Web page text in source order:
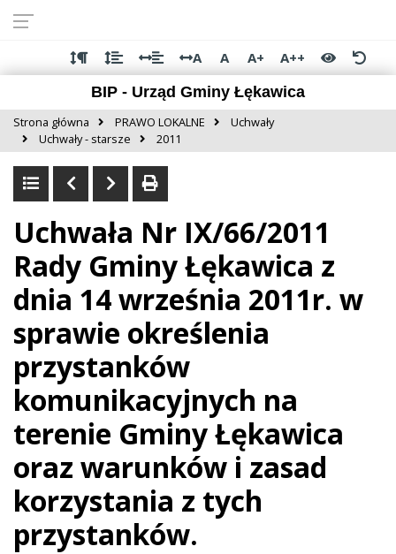
dostępności
głównej
treści
menu
stopki
A A A+
A++
BIP - Urząd Gminy Łękawica
Strona główna PRAWO LOKALNE
Uchwały
Uchwały - starsze
2011
Uchwała Nr IX/66/2011
Rady Gminy Łękawica z
dnia 14 września 2011r. w
sprawie określenia
przystanków
komunikacyjnych na
terenie Gminy Łękawica
oraz warunków i zasad
korzystania z tych
przystanków.